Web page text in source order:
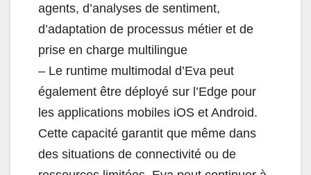
agents, d’analyses de sentiment,
d’adaptation de processus métier et de
prise en charge multilingue
– Le runtime multimodal d’Eva peut
également être déployé sur l’Edge pour
les applications mobiles iOS et Android.
Cette capacité garantit que même dans
des situations de connectivité ou de